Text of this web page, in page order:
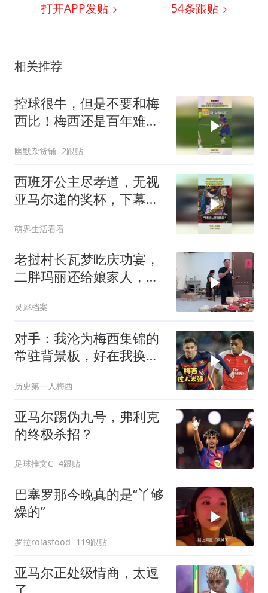
打开APP发贴 54条跟贴
相关推荐
控球很牛，但是不要和梅
西比！梅西还是百年难遇
幽默杂货铺 2跟贴
西班牙公主尽孝道，无视
亚马尔递的奖杯，下幕亚
萌界生活看看
老挝村长瓦梦吃庆功宴，
二胖玛丽还给娘家人，每
灵犀档案
对手：我沦为梅西集锦的
常驻背景板，好在我换发
历史第一人梅西
亚马尔踢伪九号，弗利克
的终极杀招？
足球推文C 4跟贴
巴塞罗那今晚真的是“丫够
燥的”
罗拉rolasfood 119跟贴
亚马尔正处级情商，太逗